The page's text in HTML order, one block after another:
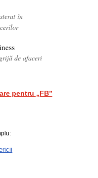
în
de afaceri
pentru „FB”